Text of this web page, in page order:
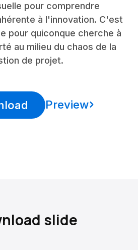
pour comprendre
à l'innovation. C'est
pour quiconque cherche à
au milieu du chaos de la
de projet.
Preview
slide